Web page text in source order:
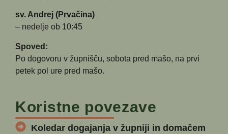
sv. Andrej (Prvačina)
– nedelje ob 10:45
Spoved:
Po dogovoru v župnišču, sobota pred mašo, na prvi
petek pol ure pred mašo.
Koristne povezave
Koledar dogajanja v župniji in domačem